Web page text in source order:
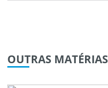
OUTRAS MATÉRIAS